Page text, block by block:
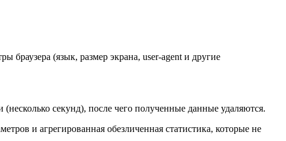
браузера (язык, размер экрана, user-agent и другие
секунд), после чего полученные данные удаляются.
и агрегированная обезличенная статистика, которые не